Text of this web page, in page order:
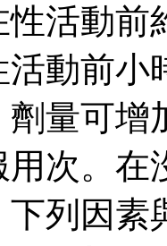
活動前
動前小
量可增
次。在
列因素